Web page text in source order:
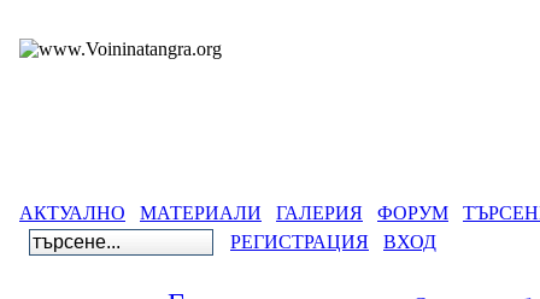
АКТУАЛНО МАТЕРИАЛИ ГАЛЕРИЯ ФОРУМ
РЕГИСТРАЦИЯ
ВХОД